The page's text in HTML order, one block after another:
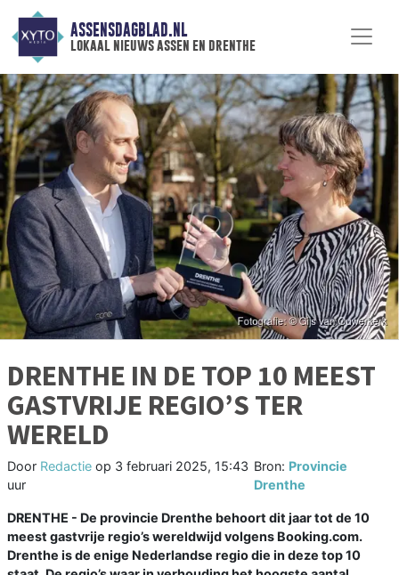
ASSENSDAGBLAD.NL
lokaal nieuws assen en drenthe
DRENTHE IN DE TOP 10 MEEST
GASTVRIJE REGIO’S TER
WERELD
Door Redactie op 3 februari 2025, 15:43
uur
Bron: Provincie
Drenthe
DRENTHE - De provincie Drenthe behoort dit jaar tot de 10
meest gastvrije regio’s wereldwijd volgens Booking.com.
Drenthe is de enige Nederlandse regio die in deze top 10